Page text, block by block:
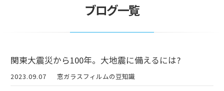
ブログ一覧
関東大震災から100年。大地震に備えるには?
2023.09.07 窓ガラスフィルムの豆知識